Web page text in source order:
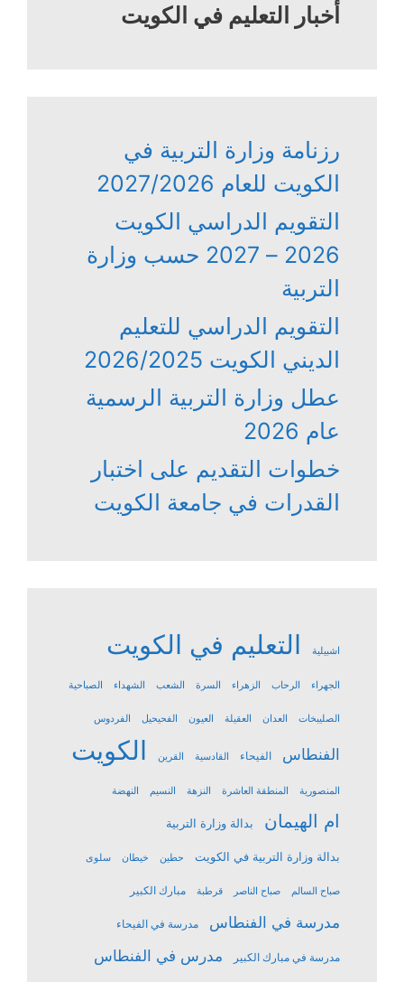
أخبار التعليم في الكويت
رزنامة وزارة التربية في
الكويت للعام 2027/2026
التقويم الدراسي الكويت
2026 – 2027 حسب وزارة
التربية
التقويم الدراسي للتعليم
الديني الكويت 2026/2025
عطل وزارة التربية الرسمية
عام 2026
خطوات التقديم على اختبار
القدرات في جامعة الكويت
اشبيلية التعليم في الكويت
الجهراء الرحاب الزهراء السرة الشعب الشهداء الصباحية
الصليبخات العدان العقيلة العيون الفحيحيل الفردوس
الفنطاس الفيحاء القادسية القرين الكويت
المنصورية المنطقة العاشرة النزهة النسيم النهضة
ام الهيمان بدالة وزارة التربية
بدالة وزارة التربية في الكويت حطين خيطان سلوى
صباح السالم صباح الناصر قرطبة مبارك الكبير
مدرسة في الفنطاس مدرسة في الفيحاء
مدرسة في مبارك الكبير مدرس في الفنطاس